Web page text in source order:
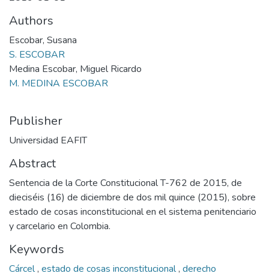
Authors
Escobar, Susana
S. ESCOBAR
Medina Escobar, Miguel Ricardo
M. MEDINA ESCOBAR
Publisher
Universidad EAFIT
Abstract
Sentencia de la Corte Constitucional T-762 de 2015, de
dieciséis (16) de diciembre de dos mil quince (2015), sobre
estado de cosas inconstitucional en el sistema penitenciario
y carcelario en Colombia.
Keywords
Cárcel, estado de cosas inconstitucional, derecho